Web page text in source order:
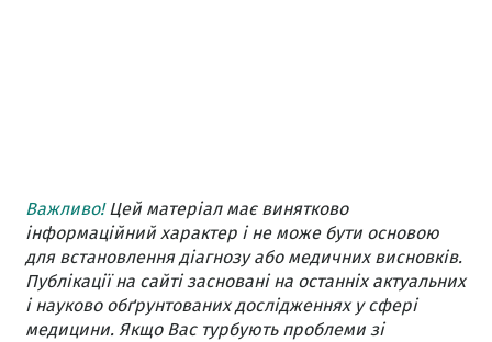
Важливо!Цей матеріал має винятково
інформаційний характер і не може бути основою
для встановлення діагнозу або медичних висновків.
Публікації на сайті засновані на останніх актуальних
і науково обґрунтованих дослідженнях у сфері
медицини. Якщо Вас турбують проблеми зі